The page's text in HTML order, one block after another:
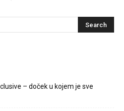
– doček u kojem je sve